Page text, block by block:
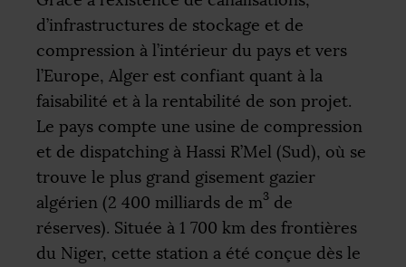
d’infrastructures de stockage et de
compression à l’intérieur du pays et vers
l’Europe, Alger est confiant quant à la
faisabilité et à la rentabilité de son projet.
Le pays compte une usine de compression
et de dispatching à Hassi R’Mel (Sud), où se
trouve le plus grand gisement gazier
algérien (2 400 milliards de m3 de
réserves). Située à 1 700 km des frontières
du Niger, cette station a été conçue dès le